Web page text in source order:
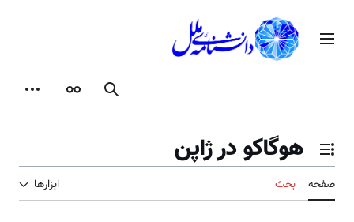
محتوامنوی اصلی
جستجوظاهر
تغییر وضعیت فهرست محتویات
هوگاکو در ژاپن
صفحه بحث ابزارها